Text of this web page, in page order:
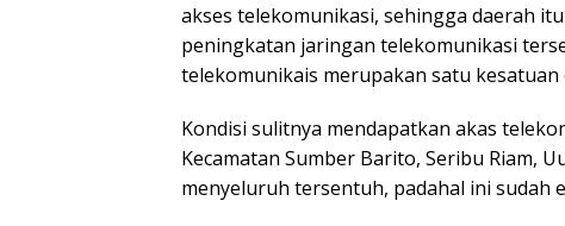
akses telekomunikasi, sehingga daerah
peningkatan jaringan telekomunikasi
telekomunikais merupakan satu
Kondisi sulitnya mendapatkan akas
Kecamatan Sumber Barito, Seribu Riam,
menyeluruh tersentuh, padahal ini sudah